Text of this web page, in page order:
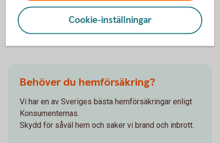
dagvatten, och här ser det väldigt olika ut i olika kommuner,
både vad gäller vad man har för system och hur väl det
fungerar.
Behöver du hemförsäkring?
Vi har en av Sveriges bästa hemförsäkringar enligt
Konsumenternas.
Skydd för såväl hem och saker vi brand och inbrott.
Cookie-inställningar